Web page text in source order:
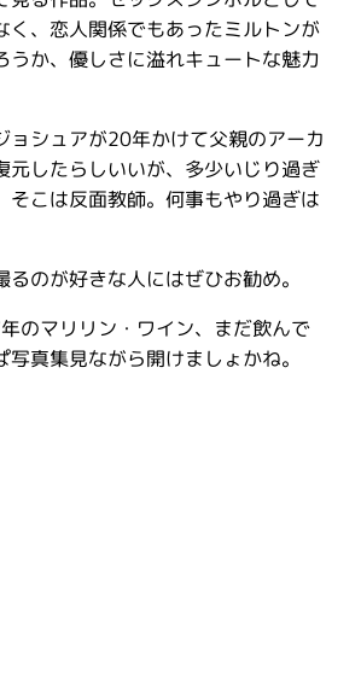
く、恋人関係でもあったミルトンが
うか、優しさに溢れキュートな魅力
ョシュアが20年かけて父親のアーカ
元したらしいいが、多少いじり過ぎ
そこは反面教師。何事もやり過ぎは
のが好きな人にはぜひお勧め。
のマリリン・ワイン、まだ飲んで
真集見ながら開けましょかね。